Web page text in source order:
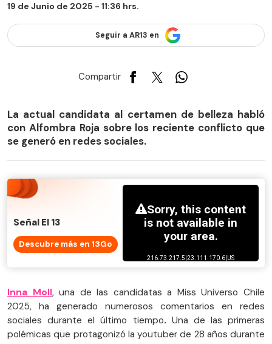
19 de Junio de 2025 - 11:36 hrs.
Seguir a AR13 en
Compartir
La actual candidata al certamen de belleza habló
con Alfombra Roja sobre los reciente conflicto que
se generó en redes sociales.
Señal El 13
Descubre más en 13Go
Inna Moll, una de las candidatas a Miss Universo Chile
2025, ha generado numerosos comentarios en redes
sociales durante el último tiempo. Una de las primeras
polémicas que protagonizó la youtuber de 28 años durante